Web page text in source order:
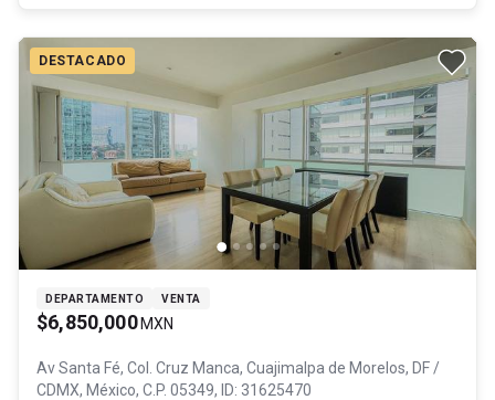
DESTACADO
DEPARTAMENTO VENTA
$6,850,000 MXN
Av Santa Fé, Col. Cruz Manca, Cuajimalpa de Morelos, DF /
CDMX, México, C.P. 05349, ID: 31625470